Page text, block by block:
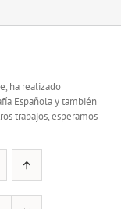
ha realizado
Española y también
trabajos, esperamos